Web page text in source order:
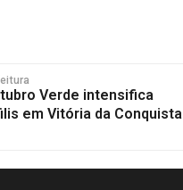
Verde intensifica
em Vitória da Conquista